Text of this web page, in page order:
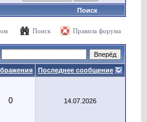
Поиск
Поиск Правила форума
Последнее сообщение
0 14.07.2026